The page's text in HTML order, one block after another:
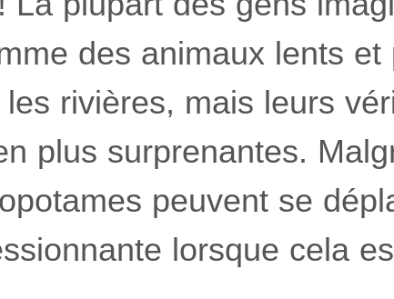
des animaux lents et
rivières, mais leurs
plus surprenantes.
peuvent se
lorsque cela